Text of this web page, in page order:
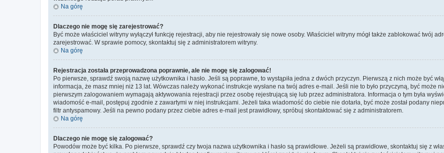
Na górę
Dlaczego nie mogę się zarejestrować?
Być może właściciel witryny wyłączył funkcję rejestracji, aby nie rejestrowały się nowe osoby. Właściciel witryny mógł także zablokować twój
zarejestrować. W sprawie pomocy, skontaktuj się z administratorem witryny.
Na górę
Rejestracja została przeprowadzona poprawnie, ale nie mogę się zalogować!
Po pierwsze, sprawdź swoją nazwę użytkownika i hasło. Jeśli są poprawne, to wystąpiła jedna z dwóch przyczyn. Pierwszą z nich może być
informacja, że masz mniej niż 13 lat. Wówczas należy wykonać instrukcje wysłane na twój adres e-mail. Jeśli nie to było przyczyną, być może
pierwszym zalogowaniem wymagają aktywowania rejestracji przez osobę rejestrującą się lub przez administratora. Informacja o tym była
wiadomość e-mail, postępuj zgodnie z zawartymi w niej instrukcjami. Jeżeli taka wiadomość do ciebie nie dotarła, być może został podany
filtr antyspamowy. Jeśli na pewno podany przez ciebie adres e-mail jest prawidłowy, spróbuj skontaktować się z administratorem.
Na górę
Dlaczego nie mogę się zalogować?
Powodów może być kilka. Po pierwsze, sprawdź czy twoja nazwa użytkownika i hasło są prawidłowe. Jeżeli są prawidłowe, skontaktuj się z